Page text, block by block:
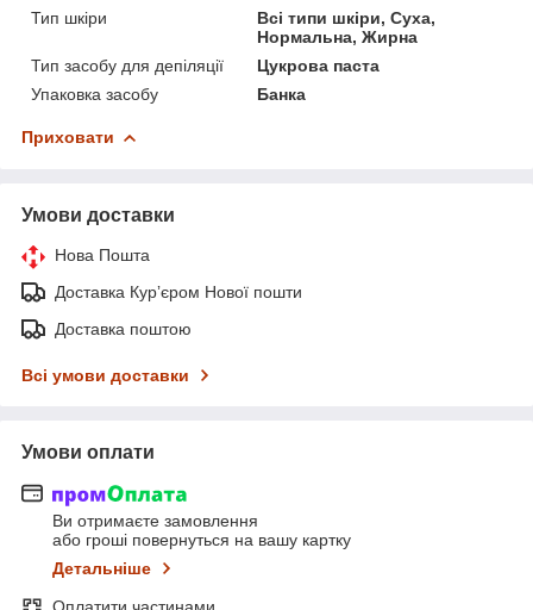
Тип шкіри
Всі типи шкіри, Суха,
Нормальна, Жирна
Тип засобу для депіляції
Цукрова паста
Упаковка засобу
Банка
Приховати
Умови доставки
Нова Пошта
Доставка Курʼєром Нової пошти
Доставка поштою
Всі умови доставки
Умови оплати
Ви отримаєте замовлення
або гроші повернуться на вашу картку
Детальніше